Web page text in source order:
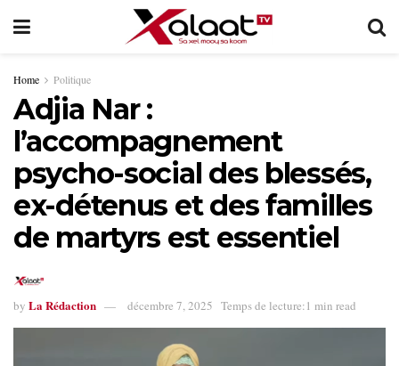
Home Politique
Adjia Nar :
l’accompagnement
psycho-social des blessés,
ex-détenus et des familles
de martyrs est essentiel
by La Rédaction décembre 7, 2025 Temps de lecture:1 min read